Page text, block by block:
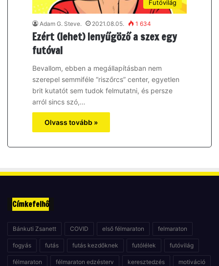
Futóvilág
Adam G. Steve. 2021.08.05. 1 634
Ezért (lehet) lenyűgöző a szex egy
futóval
Bevallom, ebben a megállapításban nem
szerepel semmiféle “riszőrcs” center, egyetlen
brit kutatót sem tudok felmutatni, és persze
arról sincs szó,…
Olvass tovább »
Címkefelhő
Bánkuti Zsanett COVID első félmaraton felmaraton
fogyás futás futás kezdőknek futólélek futóvilág
félmaraton félmaraton edzésterv keresztedzés motiváció